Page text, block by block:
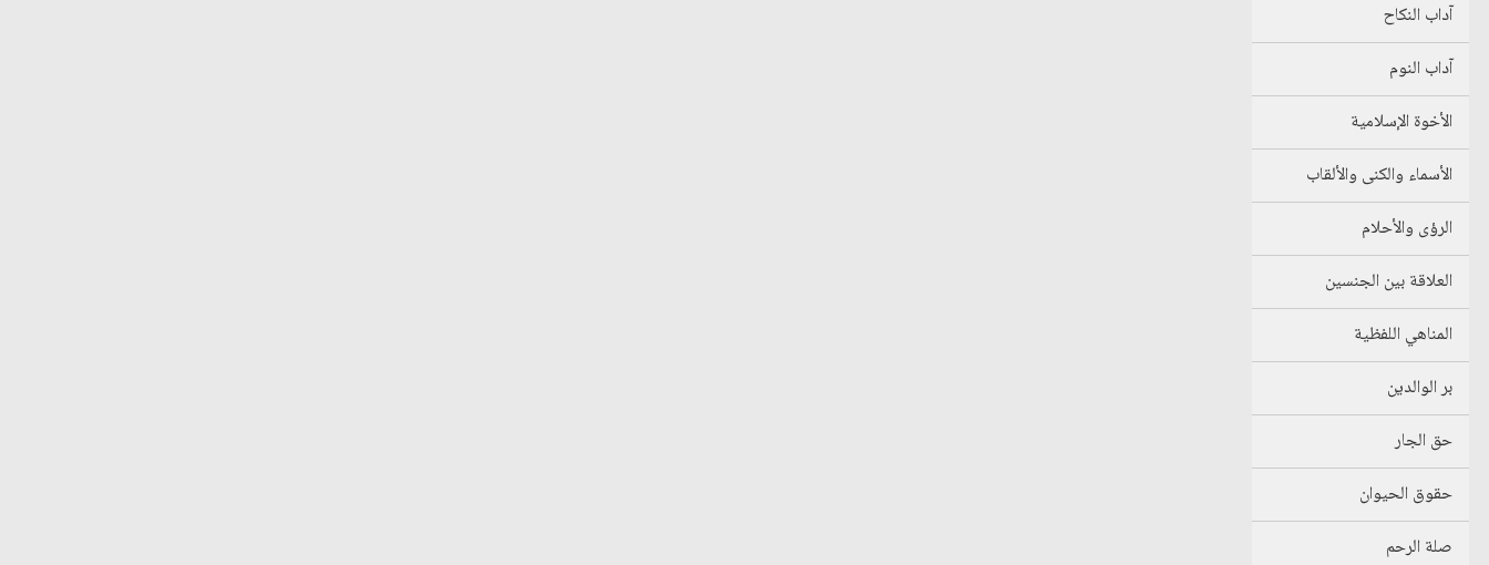
آداب النكاح
آداب النوم
الأخوة الإسلامية
الأسماء والكنى والألقاب
الرؤى والأحلام
العلاقة بين الجنسين
المناهي اللفظية
بر الوالدين
حق الجار
حقوق الحيوان
صلة الرحم